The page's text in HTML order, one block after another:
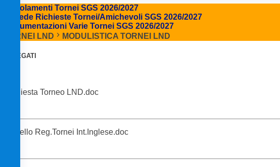
Regolamenti Tornei SGS 2026/2027
Schede Richieste Tornei/Amichevoli SGS 2026/2027
Documentazioni Varie Tornei SGS 2026/2027
TORNEI LND
MODULISTICA TORNEI LND
ALLEGATI
Richiesta Torneo LND.doc
Modello Reg.Tornei Int.Inglese.doc